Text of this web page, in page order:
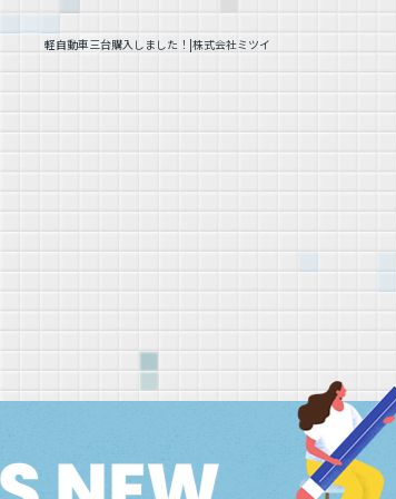
軽自動車三台購入しました！|株式会社ミツイ